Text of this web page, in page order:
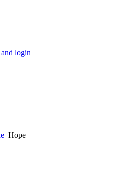
login
Hope